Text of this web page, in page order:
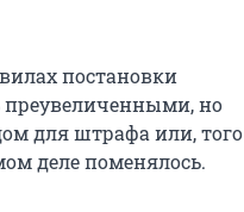
постановки
преувеличенными, но
для штрафа или, того
деле поменялось.